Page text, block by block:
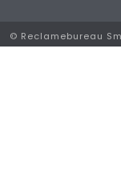
© Reclamebureau